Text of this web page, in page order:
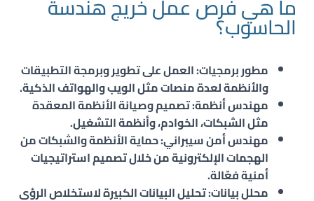
ما هي فرص عمل خريج هندسة
الحاسوب؟
مطور برمجيات: العمل على تطوير وبرمجة التطبيقات
والأنظمة لعدة منصات مثل الويب والهواتف الذكية.
مهندس أنظمة: تصميم وصيانة الأنظمة المعقدة
مثل الشبكات، الخوادم، وأنظمة التشغيل.
مهندس أمن سيبراني: حماية الأنظمة والشبكات من
الهجمات الإلكترونية من خلال تصميم استراتيجيات
أمنية فعّالة.
محلل بيانات: تحليل البيانات الكبيرة لاستخلاص الرؤى